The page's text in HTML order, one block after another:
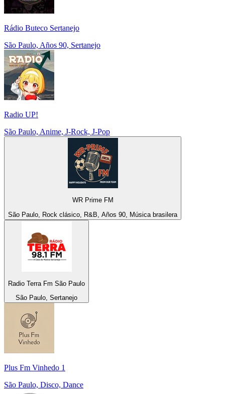
Rádio Buteco Sertanejo
São Paulo, Años 90, Sertanejo
Radio UP!
São Paulo, Anime, J-Rock, J-Pop
WR Prime FM
São Paulo, Rock clásico, R&B, Años 90, Música brasilera
Radio Terra Fm São Paulo
São Paulo, Sertanejo
Plus Fm Vinhedo 1
São Paulo, Disco, Dance